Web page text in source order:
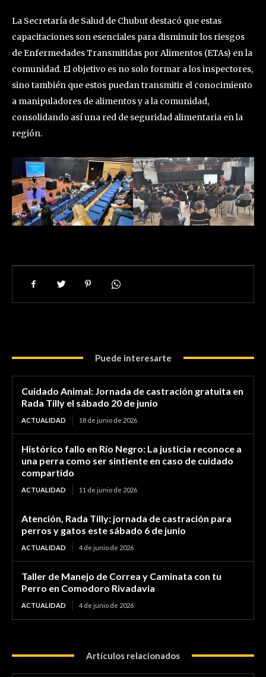
La Secretaría de Salud de Chubut destacó que estas
capacitaciones son esenciales para disminuir los riesgos
de Enfermedades Transmitidas por Alimentos (ETAs) en la
comunidad. El objetivo es no solo formar a los inspectores,
sino también que estos puedan transmitir el conocimiento
a manipuladores de alimentos y a la comunidad,
consolidando así una red de seguridad alimentaria en la
región.
Puede interesarte
Cuidado Animal: Jornada de castración gratuita en
Rada Tilly el sábado 20 de junio
ACTUALIDAD 18 de junio de 2026
Histórico fallo en Río Negro: La justicia reconoce a
una perra como ser sintiente en caso de cuidado
compartido
ACTUALIDAD 11 de junio de 2026
Atención, Rada Tilly: jornada de castración para
perros y gatos este sábado 6 de junio
ACTUALIDAD 4 de junio de 2026
Taller de Manejo de Correa y Caminata con tu
Perro en Comodoro Rivadavia
ACTUALIDAD 4 de junio de 2026
Artículos relacionados